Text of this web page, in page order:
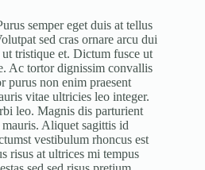
semper eget duis at tellus
sed cras ornare arcu dui
tristique et. Dictum fusce ut
Ac tortor dignissim convallis
purus non enim praesent
vitae ultricies leo integer.
leo. Magnis dis parturient
Aliquet sagittis id
vestibulum rhoncus est
risus at ultrices mi tempus